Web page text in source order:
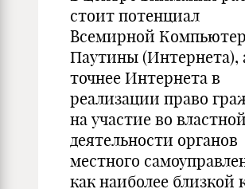
стоит потенциал
Всемирной
Паутины (Интернета),
точнее Интернета в
реализации право
на участие во властной
деятельности органов
местного
как наиболее близкой